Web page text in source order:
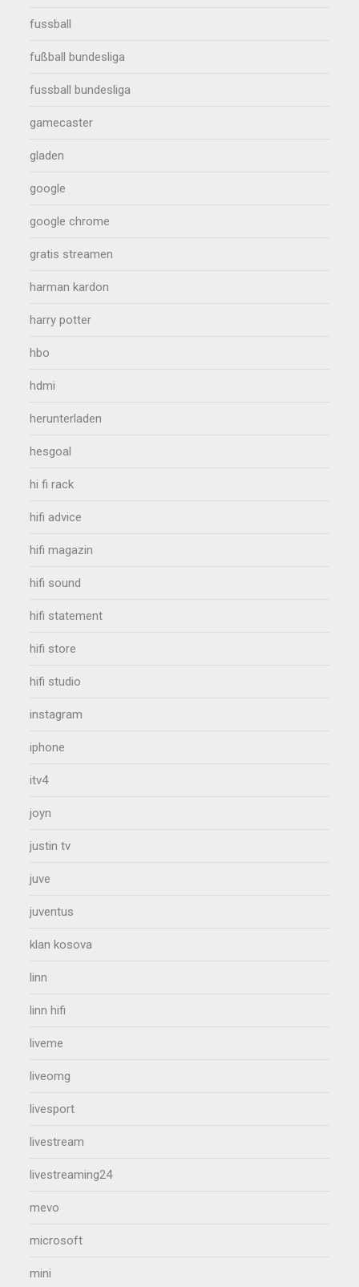
fussball
fußball bundesliga
fussball bundesliga
gamecaster
gladen
google
google chrome
gratis streamen
harman kardon
harry potter
hbo
hdmi
herunterladen
hesgoal
hi fi rack
hifi advice
hifi magazin
hifi sound
hifi statement
hifi store
hifi studio
instagram
iphone
itv4
joyn
justin tv
juve
juventus
klan kosova
linn
linn hifi
liveme
liveomg
livesport
livestream
livestreaming24
mevo
microsoft
mini